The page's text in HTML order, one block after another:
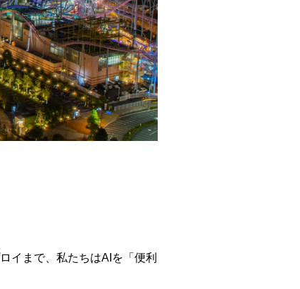
イまで、私たちはAIを「便利